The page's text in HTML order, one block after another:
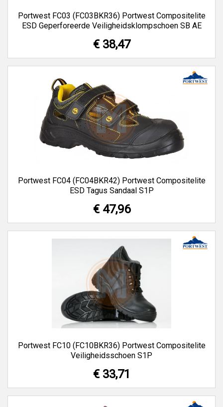
Portwest FC03 (FC03BKR36) Portwest Compositelite
ESD Geperforeerde Veiligheidsklompschoen SB AE
€ 38,47
Portwest FC04 (FC04BKR42) Portwest Compositelite
ESD Tagus Sandaal S1P
€ 47,96
Portwest FC10 (FC10BKR36) Portwest Compositelite
Veiligheidsschoen S1P
€ 33,71